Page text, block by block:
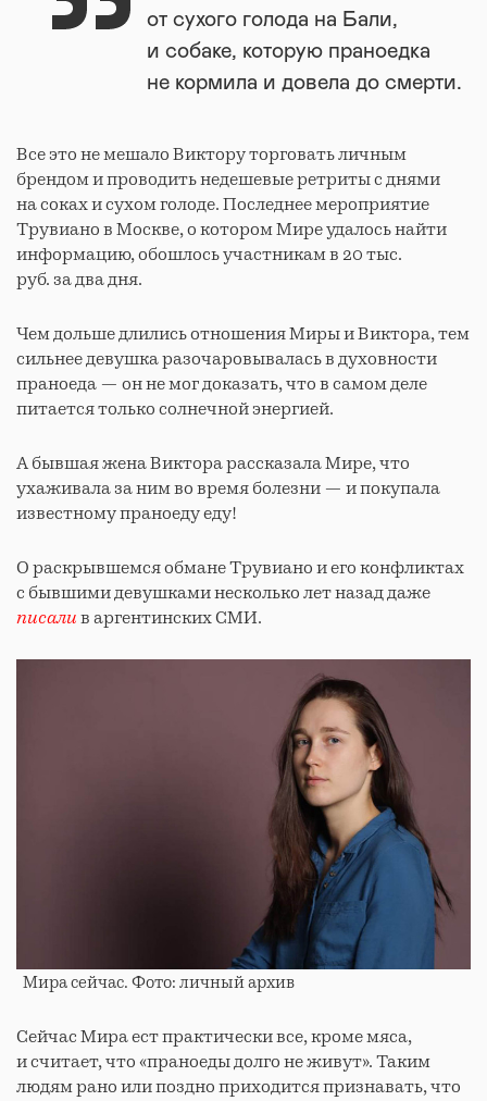
от сухого голода на Бали,
и собаке, которую праноедка
не кормила и довела до смерти.
Все это не мешало Виктору торговать личным
брендом и проводить недешевые ретриты с днями
на соках и сухом голоде. Последнее мероприятие
Трувиано в Москве, о котором Мире удалось найти
информацию, обошлось участникам в 20 тыс.
руб. за два дня.
Чем дольше длились отношения Миры и Виктора, тем
сильнее девушка разочаровывалась в духовности
праноеда — он не мог доказать, что в самом деле
питается только солнечной энергией.
А бывшая жена Виктора рассказала Мире, что
ухаживала за ним во время болезни — и покупала
известному праноеду еду!
О раскрывшемся обмане Трувиано и его конфликтах
с бывшими девушками несколько лет назад даже
писалив аргентинских СМИ.
Мирасейчас. Фото: личный архив
Сейчас Мира ест практически все, кроме мяса,
и считает, что «праноеды долго не живут». Таким
людям рано или поздно приходится признавать, что